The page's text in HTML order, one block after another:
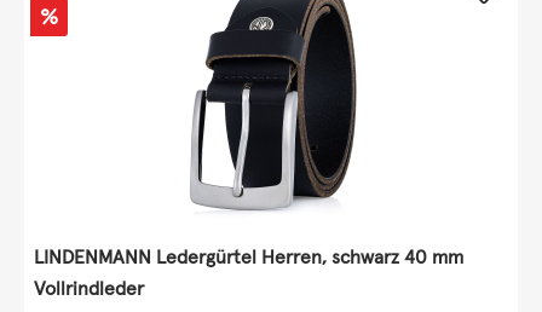
Rabatt
%
LINDENMANN Ledergürtel Herren, schwarz 40 mm
Vollrindleder